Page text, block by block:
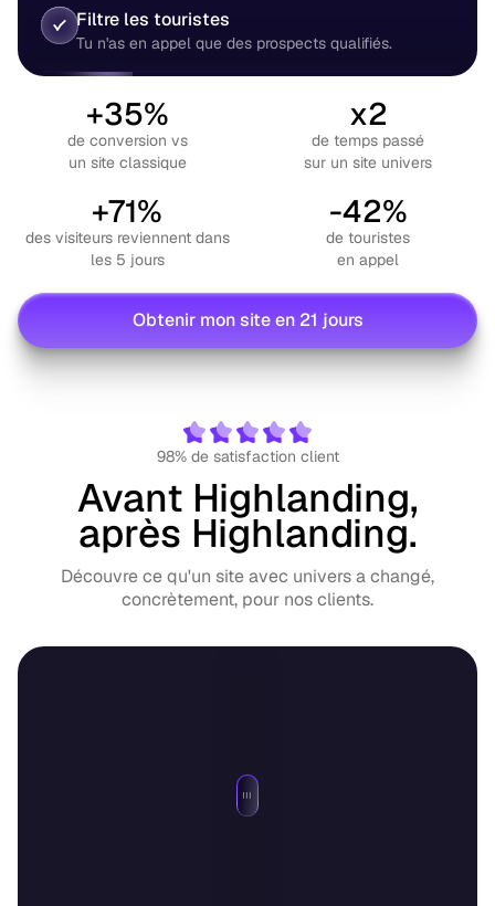
Filtre les touristes
Tu n'as en appel que des prospects qualifiés.
+35%
de conversion vs
un site classique
x2
de temps passé
sur un site univers
+71%
des visiteurs reviennent dans
les 5 jours
-42%
de touristes
en appel
Obtenir mon site en 21 jours
98% de satisfaction client
Avant Highlanding,
après Highlanding.
Découvre ce qu'un site avec univers a changé,
concrètement, pour nos clients.